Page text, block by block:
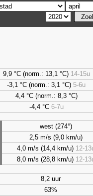
9,9°C (norm.: 13,1 °C) 14-15u
-3,1 °C (norm.: 3,1 °C) 5-6u
4,4°C (norm.: 8,3 °C)
-4,4 °C 6-7u
west (274°)
2,5 m/s (9,0 km/u)
4,0 m/s (14,4 km/u) 12-
8,0 m/s (28,8 km/u) 12-
8,2 uur
63%